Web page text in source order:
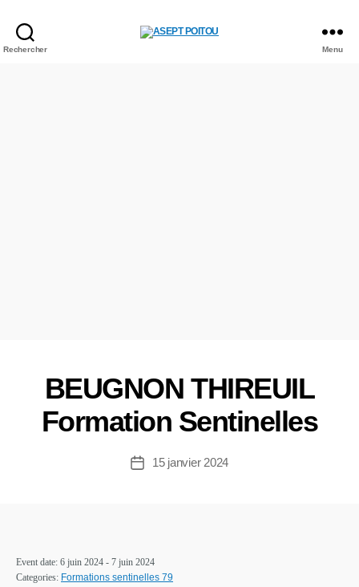
Rechercher Menu
BEUGNON THIREUIL
Formation Sentinelles
15 janvier 2024
Event date: 6 juin 2024 - 7 juin 2024
Categories: Formations sentinelles 79